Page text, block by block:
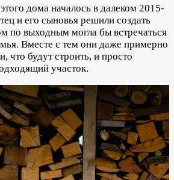
дома началось в далеком 2015-
и его сыновья решили создать
по выходным могла бы встречаться
Вместе с тем они даже примерно
что будут строить, и просто
участок.